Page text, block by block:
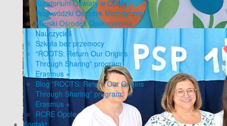
Kuratorium Oświaty w Opolu
Wojewódzki Ośrodek Metodyczny
Miejski Ośrodek Doskonalenia
Nauczycieli
Szkoła bez przemocy
"ROOTS: Return Our Origins
Through Sharing” program
Erasmus +
Blog "ROOTS: Return Our Origins
Through Sharing” program
Erasmus +
RCRE Opole
Kontakt